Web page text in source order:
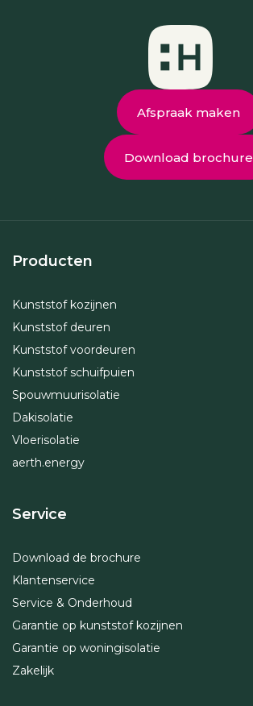
Afspraak maken
Download brochure
Producten
Kunststof kozijnen
Kunststof deuren
Kunststof voordeuren
Kunststof schuifpuien
Spouwmuurisolatie
Dakisolatie
Vloerisolatie
aerth.energy
Service
Download de brochure
Klantenservice
Service & Onderhoud
Garantie op kunststof kozijnen
Garantie op woningisolatie
Zakelijk